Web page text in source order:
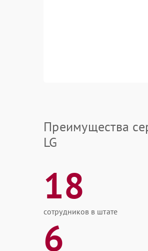
Преимущества
LG
18
сотрудников в штате
6